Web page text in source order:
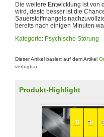
Die weitere Entwicklung ist
wird, desto besser ist die
Sauerstoffmangels
bereits nach einigen Minuten
Kategorie: Psychische Störung
Dieser Artikel basiert auf dem Artikel
verfügbar.
Produkt-Highlight